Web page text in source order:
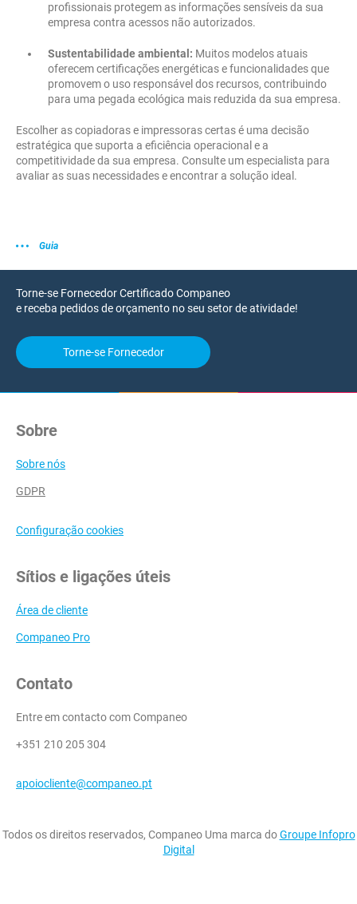
profissionais protegem as informações sensíveis da sua
empresa contra acessos não autorizados.
Sustentabilidade ambiental: Muitos modelos atuais
oferecem certificações energéticas e funcionalidades que
promovem o uso responsável dos recursos, contribuindo
para uma pegada ecológica mais reduzida da sua empresa.
Escolher as copiadoras e impressoras certas é uma decisão
estratégica que suporta a eficiência operacional e a
competitividade da sua empresa. Consulte um especialista para
avaliar as suas necessidades e encontrar a solução ideal.
Guia
Torne-se Fornecedor Certificado Companeo
e receba pedidos de orçamento no seu setor de atividade!
Torne-se Fornecedor
Sobre
Sobre nós
GDPR
Configuração cookies
Sítios e ligações úteis
Área de cliente
Companeo Pro
Contato
Entre em contacto com Companeo
+351 210 205 304
apoiocliente@companeo.pt
Todos os direitos reservados, Companeo Uma marca doGroupe Infopro
Digital